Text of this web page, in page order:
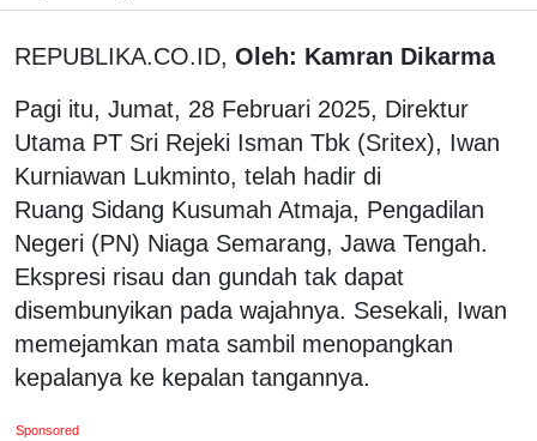
REPUBLIKA.CO.ID, Oleh: Kamran Dikarma
Pagi itu, Jumat, 28 Februari 2025, Direktur
Utama PT Sri Rejeki Isman Tbk (Sritex), Iwan
Kurniawan Lukminto, telah hadir di
Ruang Sidang Kusumah Atmaja, Pengadilan
Negeri (PN) Niaga Semarang, Jawa Tengah.
Ekspresi risau dan gundah tak dapat
disembunyikan pada wajahnya. Sesekali, Iwan
memejamkan mata sambil menopangkan
kepalanya ke kepalan tangannya.
Sponsored